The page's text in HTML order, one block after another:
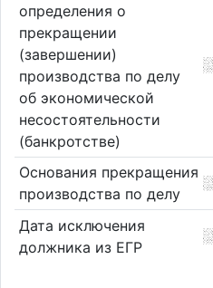
определения о
прекращении
(завершении)
производства по делу
об экономической
несостоятельности
(банкротстве)
Основания прекращения
производства по делу
Дата исключения
должника из ЕГР